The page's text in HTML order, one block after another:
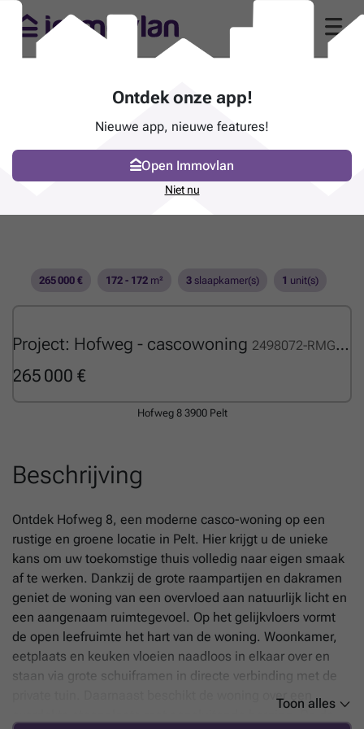
Project: Hofweg - cascowoning 2498072-RMG01405617_OM_318584
265 000 €
265 000 € 172 - 172 m² 3 slaapkamer(s) 1 unit(s)
Hofweg 8 3900 Pelt
Beschrijving
Ontdek Hofweg 8, een moderne casco-woning op een
rustige en groene locatie in Pelt. Hier krijgt u de unieke
kans om uw toekomstige thuis volledig naar eigen smaak
af te werken. Dankzij de grote raampartijen en dakramen
geniet de woning van een overvloed aan natuurlijk licht en
een aangenaam ruimtegevoel. Op het gelijkvloers vormt
de open leefruimte het hart van de woning. Woonkamer,
eetplaats en keuken vloeien naadloos in elkaar over en
staan via grote schuiframen in directe verbinding met de
private tuin. Daarnaast beschikt de woning over een
Toon alles
Ontdek onze app!
Nieuwe app, nieuwe features!
Open Immovlan
Niet nu